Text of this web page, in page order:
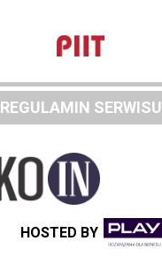
REGULAMIN SERWISU
HOSTED BY